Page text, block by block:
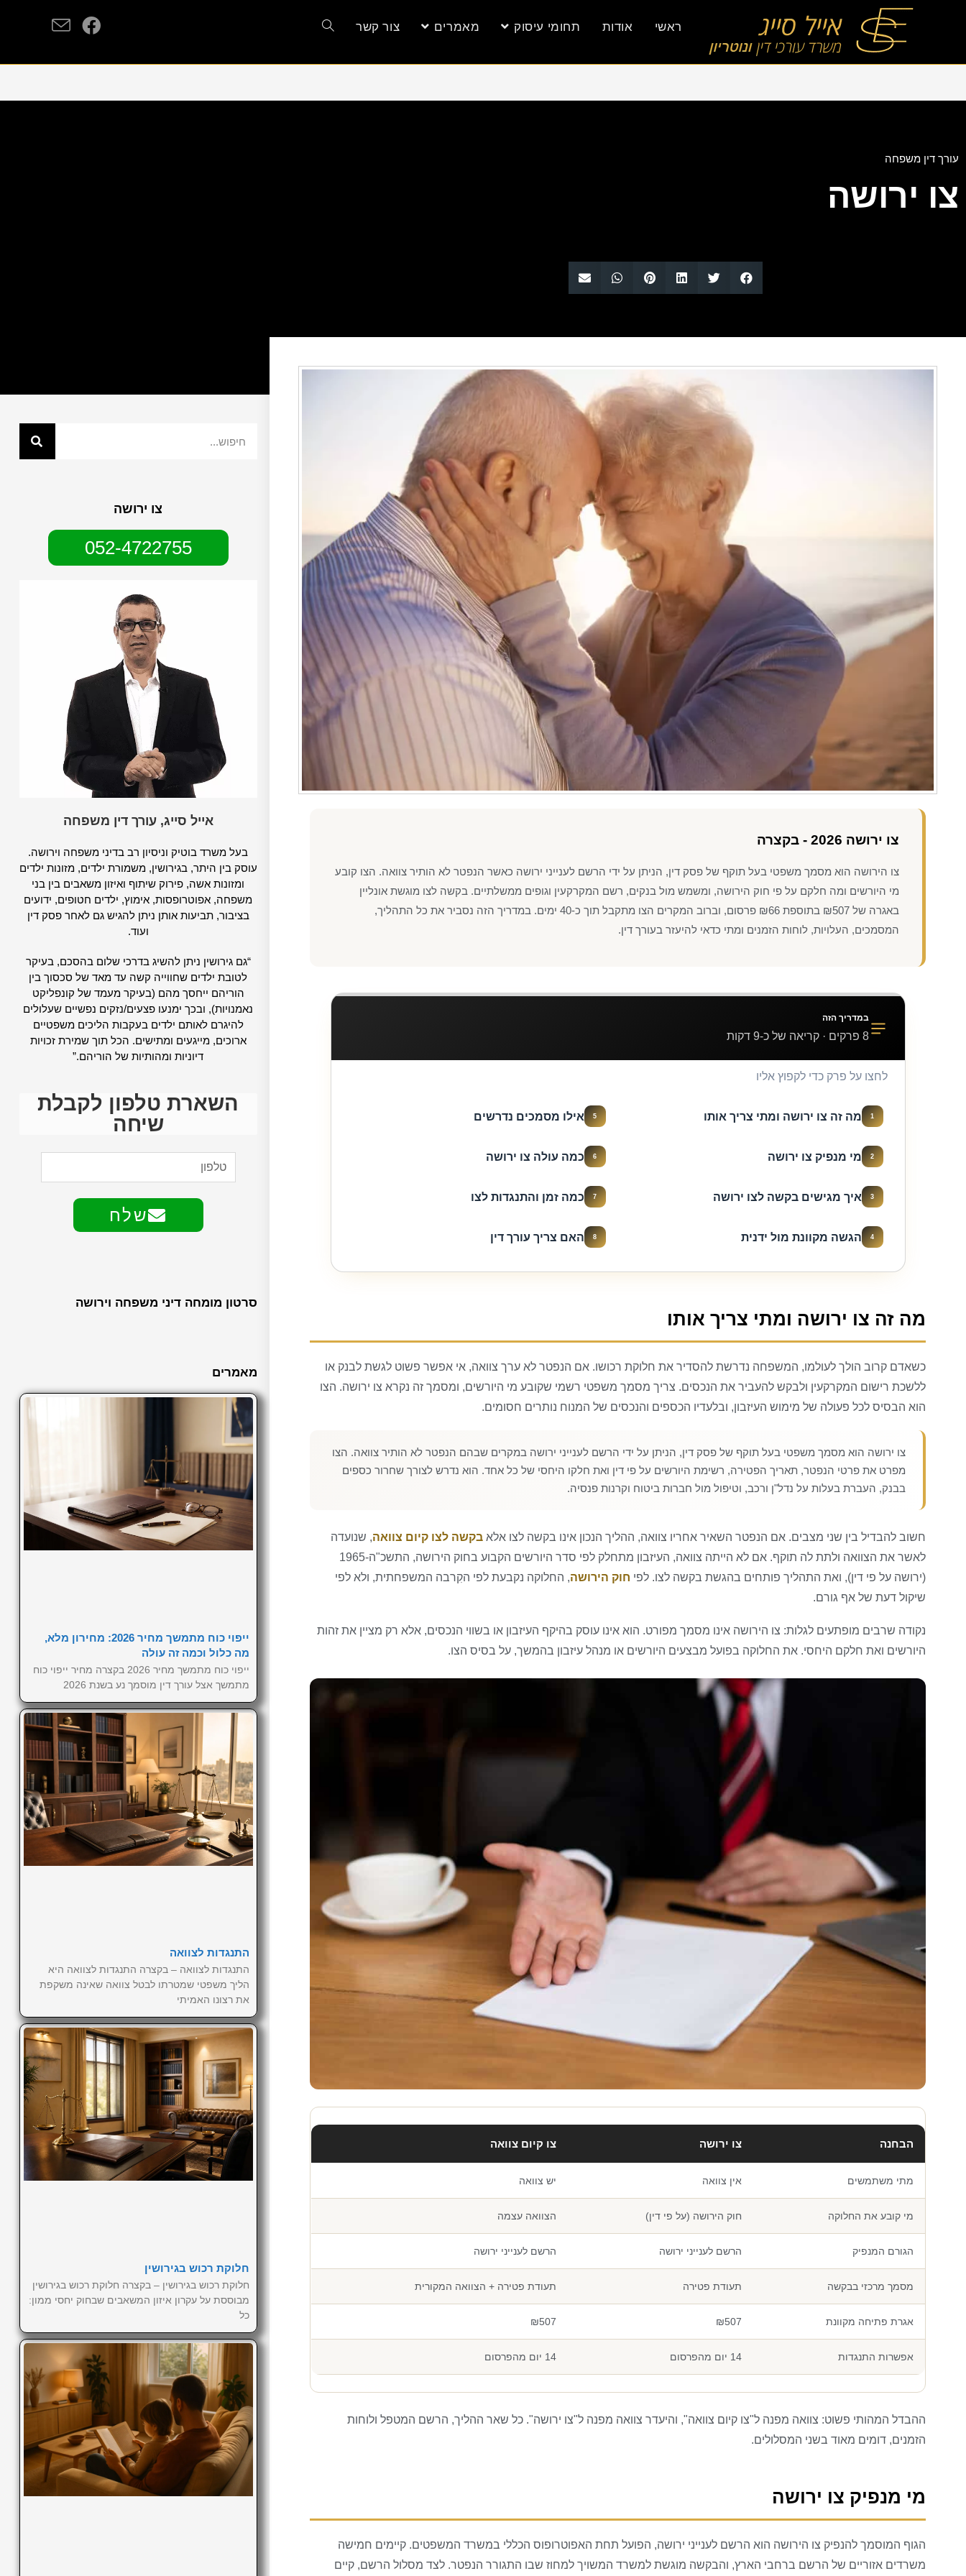
ראשי אודות תחומי עיסוק מאמרים צור קשר
עורך דין משפחה
צו ירושה
צו ירושה 2026 - בקצרה
צו הירושה הוא מסמך משפטי בעל תוקף של פסק דין, הניתן על ידי הרשם לענייני ירושה כאשר הנפטר לא הותיר צוואה. הצו קובע
מי היורשים ומה חלקם על פי חוק הירושה, ומשמש מול בנקים, רשם המקרקעין וגופים ממשלתיים. בקשה לצו מוגשת אונליין
באגרה של ₪507 בתוספת ₪66 פרסום, וברוב המקרים הצו מתקבל תוך כ-40 ימים. במדריך הזה נסביר את כל התהליך,
המסמכים, העלויות, לוחות הזמנים ומתי כדאי להיעזר בעורך דין.
במדריך הזה
8 פרקים · קריאה של כ-9 דקות
לחצו על פרק כדי לקפוץ אליו
1 מה זה צו ירושה ומתי צריך אותו
2 מי מנפיק צו ירושה
3 איך מגישים בקשה לצו ירושה
4 הגשה מקוונת מול ידנית
5 אילו מסמכים נדרשים
6 כמה עולה צו ירושה
7 כמה זמן והתנגדות לצו
8 האם צריך עורך דין
מה זה צו ירושה ומתי צריך אותו
כשאדם קרוב הולך לעולמו, המשפחה נדרשת להסדיר את חלוקת רכושו. אם הנפטר לא ערך צוואה, אי אפשר פשוט לגשת לבנק או
ללשכת רישום המקרקעין ולבקש להעביר את הנכסים. צריך מסמך משפטי רשמי שקובע מי היורשים, ומסמך זה נקרא צו ירושה. הצו
הוא הבסיס לכל פעולה של מימוש העיזבון, ובלעדיו הכספים והנכסים של המנוח נותרים חסומים.
צו ירושה הוא מסמך משפטי בעל תוקף של פסק דין, הניתן על ידי הרשם לענייני ירושה במקרים שבהם הנפטר לא הותיר צוואה. הצו
מפרט את פרטי הנפטר, תאריך הפטירה, רשימת היורשים על פי דין ואת חלקו היחסי של כל אחד. הוא נדרש לצורך שחרור כספים
בבנק, העברת בעלות על נדל"ן ורכב, וטיפול מול חברות ביטוח וקרנות פנסיה.
חשוב להבדיל בין שני מצבים. אם הנפטר השאיר אחריו צוואה, ההליך הנכון אינו בקשה לצו אלא בקשה לצו קיום צוואה, שנועדה
לאשר את הצוואה ולתת לה תוקף. אם לא הייתה צוואה, העיזבון מתחלק לפי סדר היורשים הקבוע בחוק הירושה, התשכ"ה-1965
(ירושה על פי דין), ואת התהליך פותחים בהגשת בקשה לצו. לפי חוק הירושה, החלוקה נקבעת לפי הקִרבה המשפחתית, ולא לפי
שיקול דעת של אף גורם.
נקודה שרבים מופתעים לגלות: צו הירושה אינו מסמך מפורט. הוא אינו עוסק בהיקף העיזבון או בשווי הנכסים, אלא רק מציין את זהות
היורשים ואת חלקם היחסי. את החלוקה בפועל מבצעים היורשים או מנהל עיזבון בהמשך, על בסיס הצו.
הבחנה צו ירושה צו קיום צוואה
מתי משתמשים אין צוואה יש צוואה
מי קובע את החלוקה חוק הירושה (על פי דין) הצוואה עצמה
הגורם המנפיק הרשם לענייני ירושה הרשם לענייני ירושה
מסמך מרכזי בבקשה תעודת פטירה תעודת פטירה + הצוואה המקורית
אגרת פתיחה מקוונת ₪507
₪507
אפשרות התנגדות 14 יום מהפרסום 14 יום מהפרסום
ההבדל המהותי פשוט: צוואה מפנה ל"צו קיום צוואה", והיעדר צוואה מפנה ל"צו ירושה". כל שאר ההליך, הרשם המטפל ולוחות
הזמנים, דומים מאוד בשני המסלולים.
מי מנפיק צו ירושה
הגוף המוסמך להנפיק צו הירושה הוא הרשם לענייני ירושה, הפועל תחת האפוטרופוס הכללי במשרד המשפטים. קיימים חמישה
משרדים אזוריים של הרשם ברחבי הארץ, והבקשה מוגשת למשרד המשויך למחוז שבו התגורר הנפטר. לצד מסלול הרשם, קיים
צו ירושה
052-4722755
אייל סייג, עורך דין משפחה
בעל משרד בוטיק וניסיון רב בדיני משפחה וירושה.
עוסק בין היתר, בגירושין, משמורת ילדים, מזונות ילדים
ומזונות אשה, פירוק שיתוף ואיזון משאבים בין בני
משפחה, אפוטרופסות, אימוץ, ילדים חטופים, ידועים
בציבור, תביעות אותן ניתן להגיש גם לאחר פסק דין
ועוד.
“גם גירושין ניתן להשיג בדרכי שלום בהסכם, בעיקר
לטובת ילדים שחווייה קשה עד מאד של סכסוך בין
הוריהם ייחסך מהם (בעיקר מעמד של קונפליקט
נאמנויות), ובכך ימנעו פצעים/נזקים נפשיים שעלולים
להיגרם לאותם ילדים בעקבות הליכים משפטיים
ארוכים, מייגעים ומתישים. הכל תוך שמירת זכויות
דיוניות ומהותיות של הוריהם.”
השארת טלפון לקבלת
שיחה
שלח
סרטון מומחה דיני משפחה וירושה
מאמרים
ייפוי כוח מתמשך מחיר 2026: מחירון מלא,
מה כלול וכמה זה עולה
ייפוי כוח מתמשך מחיר 2026 בקצרה מחיר ייפוי כוח
מתמשך אצל עורך דין מוסמך נע בשנת 2026
התנגדות לצוואה
התנגדות לצוואה – בקצרה התנגדות לצוואה היא
הליך משפטי שמטרתו לבטל צוואה שאינה משקפת
את רצונו האמיתי
חלוקת רכוש בגירושין
חלוקת רכוש בגירושין – בקצרה חלוקת רכוש בגירושין
מבוססת על עקרון איזון המשאבים שבחוק יחסי ממון:
כל